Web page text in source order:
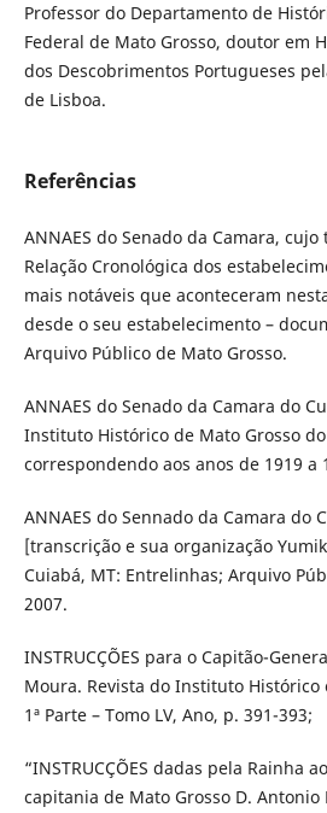
Professor do Departamento de
Federal de Mato Grosso, doutor em
dos Descobrimentos Portugueses
de Lisboa.
Referências
ANNAES do Senado da Camara,
Relação Cronológica dos
mais notáveis que aconteceram
desde o seu estabelecimento –
Arquivo Público de Mato Grosso.
ANNAES do Senado da Camara do
Instituto Histórico de Mato Grosso do
correspondendo aos anos de 1919 a
ANNAES do Sennado da Camara do
[transcrição e sua organização
Cuiabá, MT: Entrelinhas; Arquivo
2007.
INSTRUCÇÕES para o Capitão-
Moura. Revista do Instituto Histórico
1ª Parte – Tomo LV, Ano, p. 391-393;
“INSTRUCÇÕES dadas pela Rainha
capitania de Mato Grosso D.